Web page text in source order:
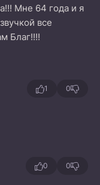
Мне 64 года и я
все
Благ!!!!
1 0
0 0